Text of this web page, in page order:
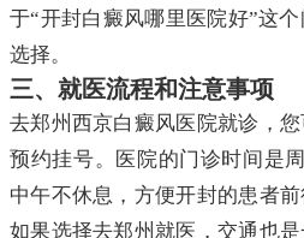
于“开封白癜风哪里医院好”这
选择。
三、就医流程和注意事项
去郑州西京白癜风医院就诊，
预约挂号。医院的门诊时间是
中午不休息，方便开封的患者
如果选择去郑州就医，交通也